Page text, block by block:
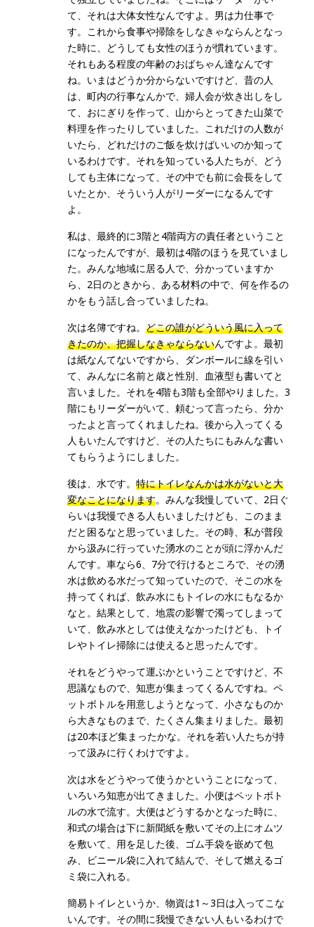
て、それは大体女性なんですよ。男は力仕事で
す。これから食事や掃除をしなきゃならんとなっ
た時に、どうしても女性のほうが慣れています。
それもある程度の年齢のおばちゃん達なんです
ね。いまはどうか分からないですけど、昔の人
は、町内の行事なんかで、婦人会が炊き出しをし
て、おにぎりを作って、山からとってきた山菜で
料理を作ったりしていました。これだけの人数が
いたら、どれだけのご飯を炊けばいいのか知って
いるわけです。それを知っている人たちが、どう
しても主体になって、その中でも前に会長をして
いたとか、そういう人がリーダーになるんです
よ。
私は、最終的に3階と4階両方の責任者ということ
になったんですが、最初は4階のほうを見ていまし
た。みんな地域に居る人で、分かっていますか
ら、2日のときから、ある材料の中で、何を作るの
かをもう話し合っていましたね。
次は名簿ですね。どこの誰がどういう風に入って
きたのか、把握しなきゃならないんですよ。最初
は紙なんてないですから、ダンボールに線を引い
て、みんなに名前と歳と性別、血液型も書いてと
言いました。それを4階も3階も全部やりました。3
階にもリーダーがいて、頼むって言ったら、分か
ったよと言ってくれましたね。後から入ってくる
人もいたんですけど、その人たちにもみんな書い
てもらうようにしました。
後は、水です。特にトイレなんかは水がないと大
変なことになります。みんな我慢していて、2日ぐ
らいは我慢できる人もいましたけども、このまま
だと困るなと思っていました。その時、私が普段
から汲みに行っていた湧水のことが頭に浮かんだ
んです。車なら6、7分で行けるところで、その湧
水は飲める水だって知っていたので、そこの水を
持ってくれば、飲み水にもトイレの水にもなるか
なと。結果として、地震の影響で濁ってしまって
いて、飲み水としては使えなかったけども、トイ
レやトイレ掃除には使えると思ったんです。
それをどうやって運ぶかということですけど、不
思議なもので、知恵が集まってくるんですね。ペ
ットボトルを用意しようとなって、小さなものか
ら大きなものまで、たくさん集まりました。最初
は20本ほど集まったかな。それを若い人たちが持
って汲みに行くわけですよ。
次は水をどうやって使うかということになって、
いろいろ知恵が出てきました。小便はペットボト
ルの水で流す。大便はどうするかとなった時に、
和式の場合は下に新聞紙を敷いてその上にオムツ
を敷いて、用を足した後、ゴム手袋を嵌めて包
み、ビニール袋に入れて結んで、そして燃えるゴ
ミ袋に入れる。
簡易トイレというか、物資は1～3日は入ってこな
いんです。その間に我慢できない人もいるわけで